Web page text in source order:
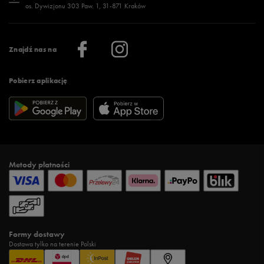
Znajdź nas na
Pobierz aplikację
Regulamin sklepu 50 style
Regulamin aplikacji 50 style
Więcej regulaminów >
Więcej >
Klub 50 style
Praca
Informacje o firmie
os. Dywizjonu 303 Paw. 1, 31-871 Kraków
Metody płatności
Formy dostawy
Dostawa tylko na terenie Polski